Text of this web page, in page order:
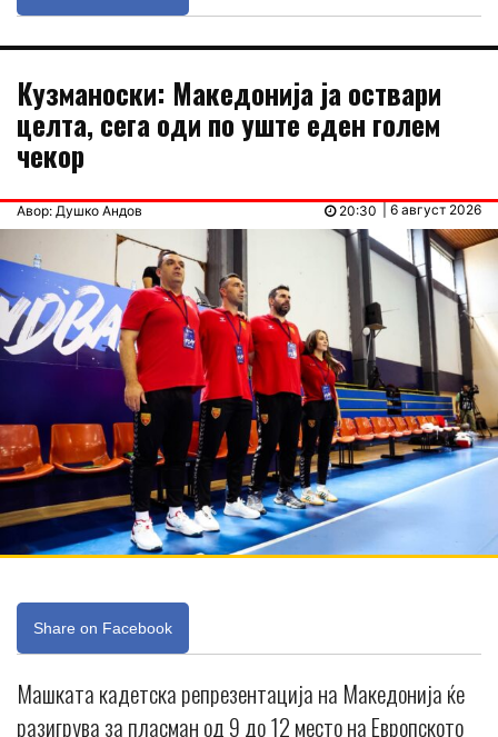
Кузманоски: Македонија ја оствари
целта, сега оди по уште еден голем
чекор
Авор: Душко Андов | 6 август 2026
20:30
Share on Facebook
Машката кадетска репрезентација на Македонија ќе
разигрува за пласман од 9 до 12 место на Европското